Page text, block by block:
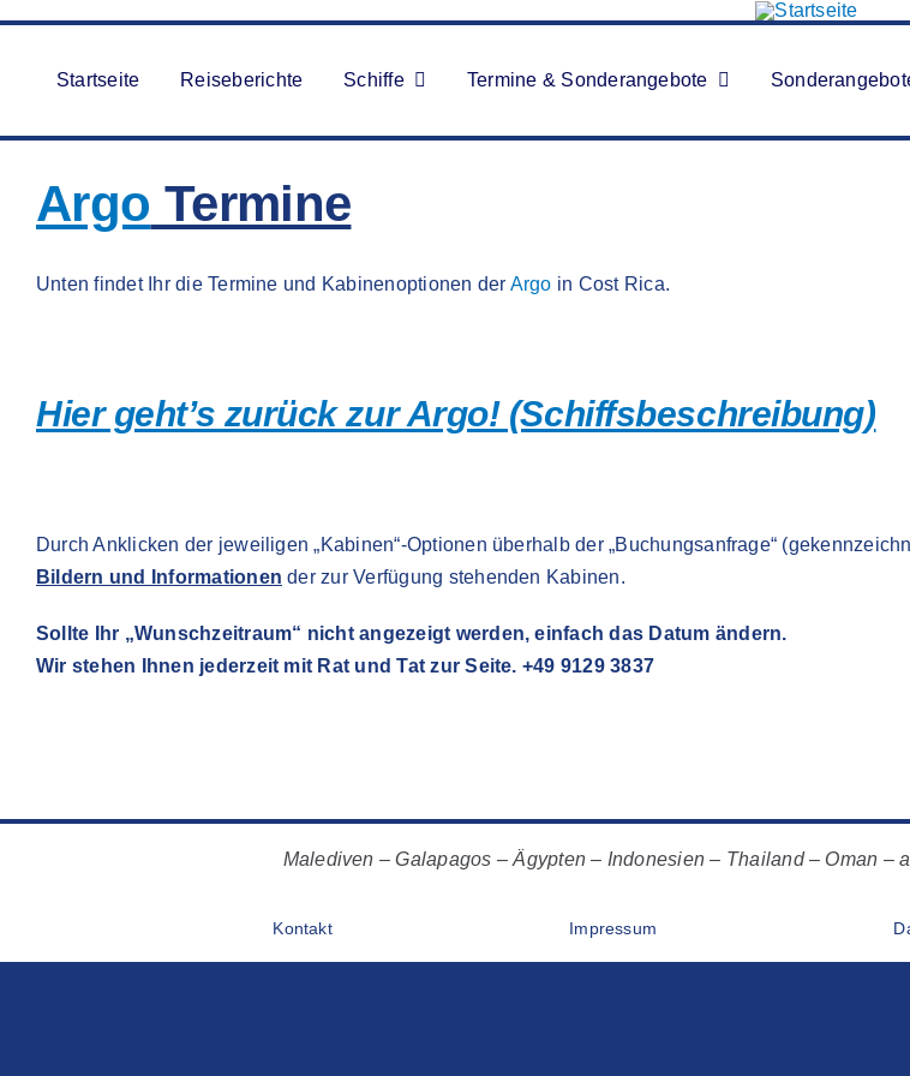
springenStartseite Reiseberichte Schiffe Termine & Sonderangebote
Argo Termine
Unten findet Ihr die Termine und Kabinenoptionen der Argo in Cost Rica.
Hier geht’s zurück zur Argo! (Schiffsbeschreibung)
Durch Anklicken der jeweiligen „Kabinen“-Optionen überhalb der „Buchungsanfrage“
Bildern und Informationen der zur Verfügung stehenden Kabinen.
Sollte Ihr „Wunschzeitraum“ nicht angezeigt werden, einfach das Datum ändern.
Wir stehen Ihnen jederzeit mit Rat und Tat zur Seite. +49 9129 3837
Malediven – Galapagos – Ägypten – Indonesien – Thailand – Oman –
Kontakt Impressum